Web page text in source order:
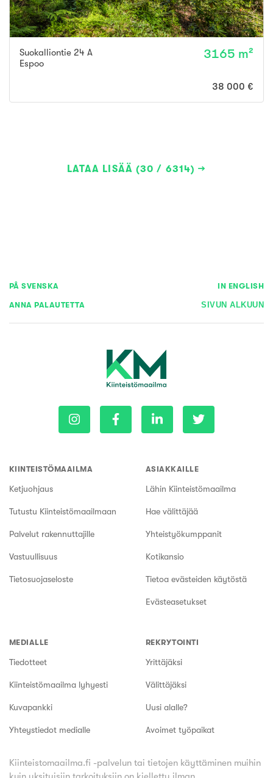
Suokalliontie 24 A
Espoo
3165 m²
38 000 €
LATAA LISÄÄ (30 / 6314)
PÅ SVENSKA IN ENGLISH
ANNA PALAUTETTA SIVUN ALKUUN
KIINTEISTÖMAAILMA
Ketjuohjaus
Tutustu Kiinteistömaailmaan
Palvelut rakennuttajille
Vastuullisuus
Tietosuojaseloste
ASIAKKAILLE
Lähin Kiinteistömaailma
Hae välittäjää
Yhteistyökumppanit
Kotikansio
Tietoa evästeiden käytöstä
Evästeasetukset
MEDIALLE
Tiedotteet
Kiinteistömaailma lyhyesti
Kuvapankki
Yhteystiedot medialle
REKRYTOINTI
Yrittäjäksi
Välittäjäksi
Uusi alalle?
Avoimet työpaikat
Kiinteistomaailma.fi -palvelun tai tietojen käyttäminen muihin